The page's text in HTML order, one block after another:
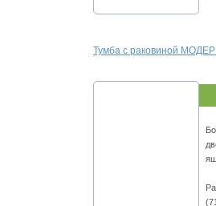
Тумба с раковиной